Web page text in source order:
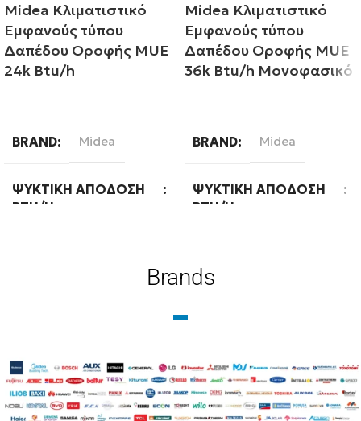
Midea Κλιματιστικό
Εμφανούς τύπου
Δαπέδου Οροφής MUE
24k Btu/h
BRAND Midea
ΨΥΚΤΙΚΉ ΑΠΌΔΟΣΗ
BTU/H
Midea Κλιματιστικό
Εμφανούς τύπου
Δαπέδου Οροφής MUE
36k Btu/h Μονοφασικό
BRAND Midea
ΨΥΚΤΙΚΉ ΑΠΌΔΟΣΗ
BTU/H
Brands